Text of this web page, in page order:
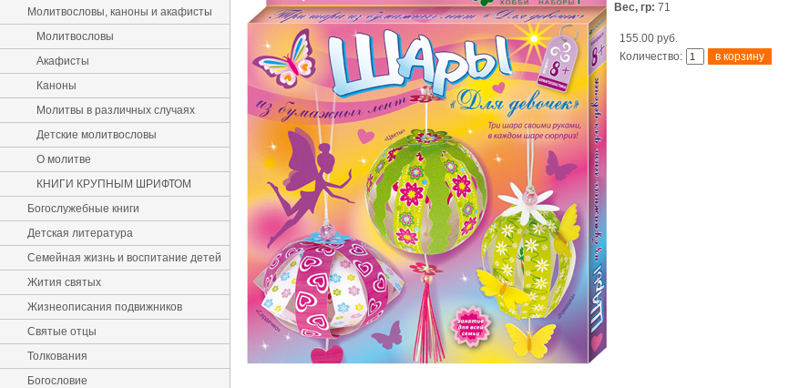
Молитвословы, каноны и акафисты
Молитвословы
Акафисты
Каноны
Молитвы в различных случаях
Детские молитвословы
О молитве
КНИГИ КРУПНЫМ ШРИФТОМ
Богослужебные книги
Детская литература
Семейная жизнь и воспитание детей
Жития святых
Жизнеописания подвижников
Святые отцы
Толкования
Богословие
Вес, гр: 71
155.00 руб.
Количество: